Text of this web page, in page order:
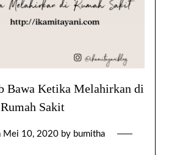
Bawa Ketika Melahirkan di
Rumah Sakit
Mei 10, 2020 by bumitha